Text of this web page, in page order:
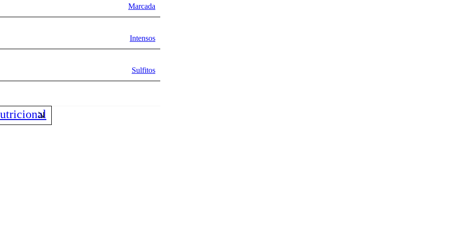
Marcada
Intensos
Sulfitos